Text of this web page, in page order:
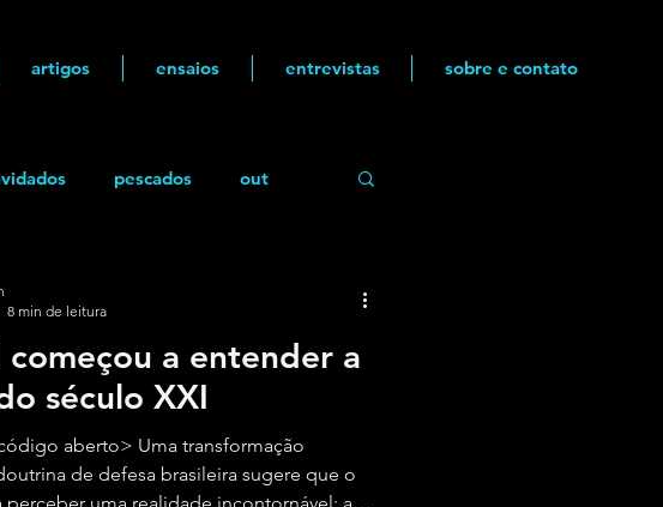
artigos ensaios entrevistas sobre e contato
pescados out
começou a entender a
século XXI
aberto> Uma transformação
de defesa brasileira sugere que o
8 min de leitura